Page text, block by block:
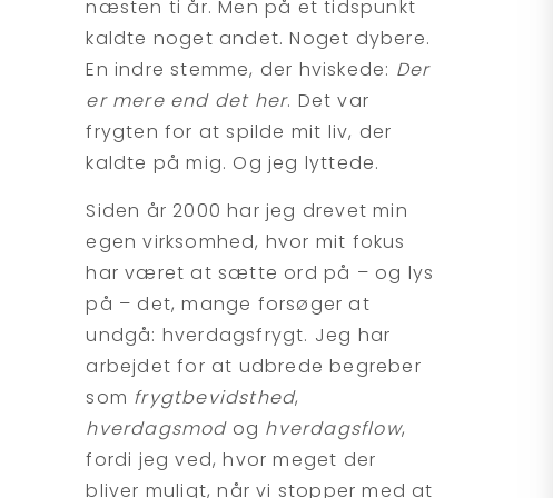
næsten ti år. Men på et tidspunkt
kaldte noget andet. Noget dybere.
En indre stemme, der hviskede: Der
er mere end det her. Det var
frygten for at spilde mit liv, der
kaldte på mig. Og jeg lyttede.
Siden år 2000 har jeg drevet min
egen virksomhed, hvor mit fokus
har været at sætte ord på – og lys
på – det, mange forsøger at
undgå: hverdagsfrygt. Jeg har
arbejdet for at udbrede begreber
som frygtbevidsthed,
hverdagsmodog hverdagsflow,
fordi jeg ved, hvor meget der
bliver muligt, når vi stopper med at